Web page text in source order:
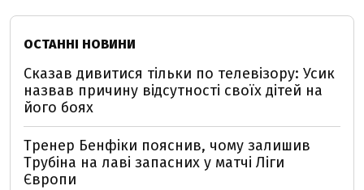
ОСТАННІ НОВИНИ
Сказав дивитися тільки по телевізору: Усик
назвав причину відсутності своїх дітей на
його боях
Тренер Бенфіки пояснив, чому залишив
Трубіна на лаві запасних у матчі Ліги
Європи